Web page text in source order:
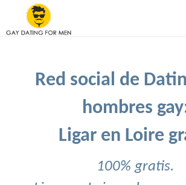
Red social de
hombres
Ligar en Loire
100% gratis.